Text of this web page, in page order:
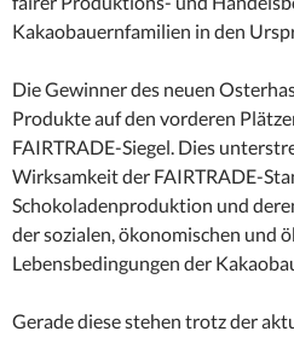
Kakaobauernfamilien in den
Die Gewinner des neuen
Produkte auf den vorderen
FAIRTRADE-Siegel. Dies
Wirksamkeit der FAIRTRADE-
Schokoladenproduktion und
der sozialen, ökonomischen und
Lebensbedingungen der
Gerade diese stehen trotz der